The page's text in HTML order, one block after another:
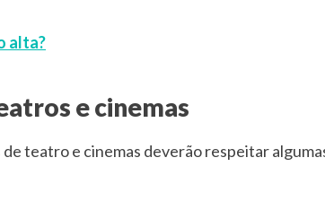
alta?
e cinemas
teatro e cinemas deverão respeitar